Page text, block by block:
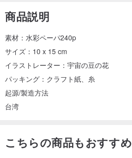
商品説明
素材：水彩ペーパ240p
サイズ：10 x 15 cm
イラストレーター：宇宙の豆の花
パッキング：クラフト紙、糸
起源/製造方法
台湾
こちらの商品もおすすめ